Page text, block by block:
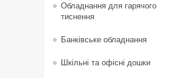
Обладнання для гарячого
тиснення
Банківське обладнання
Шкільні та офісні дошки